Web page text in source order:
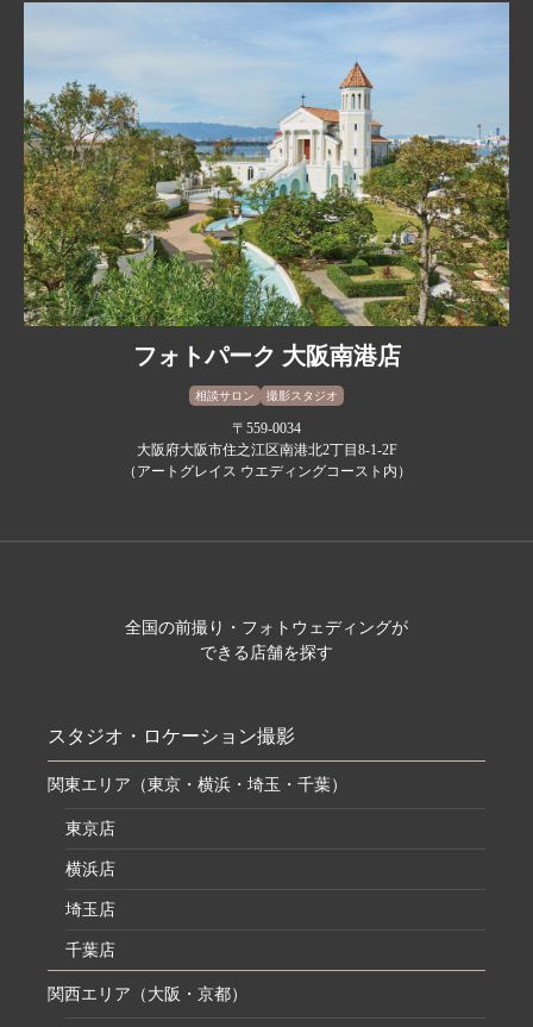
フォトパーク 大阪南港店
相談サロン 撮影スタジオ
〒559-0034
大阪府大阪市住之江区南港北2丁目8-1-2F
（アートグレイス ウエディングコースト内）
全国の前撮り・フォトウェディングが
できる店舗を探す
スタジオ・ロケーション撮影
関東エリア（東京・横浜・埼玉・千葉）
東京店
横浜店
埼玉店
千葉店
関西エリア（大阪・京都）